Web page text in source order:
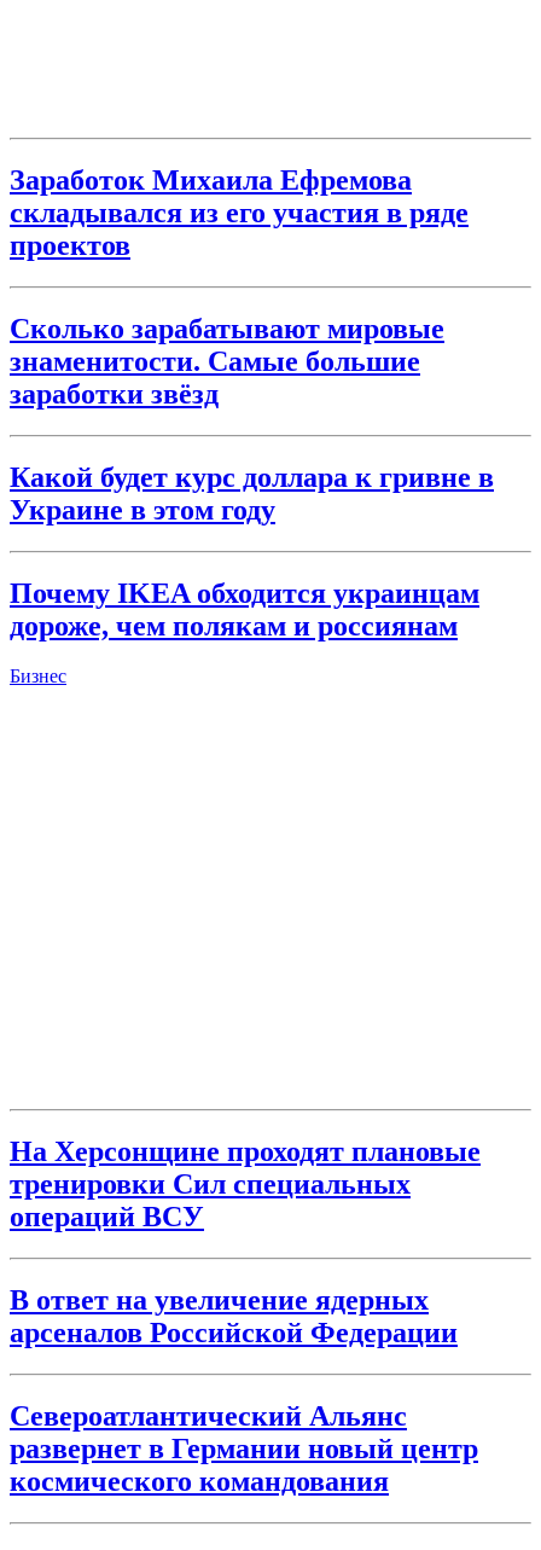
Заработок Михаила Ефремова
складывался из его участия в ряде
проектов
Сколько зарабатывают мировые
знаменитости. Самые большие
заработки звёзд
Какой будет курс доллара к гривне в
Украине в этом году
Почему IKEA обходится украинцам
дороже, чем полякам и россиянам
Бизнес
На Херсонщине проходят плановые
тренировки Сил специальных
операций ВСУ
В ответ на увеличение ядерных
арсеналов Российской Федерации
Североатлантический Альянс
развернет в Германии новый центр
космического командования